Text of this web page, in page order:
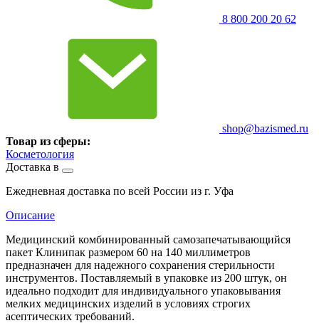
8 800 200 20 62
shop@bazismed.ru
Товар из сферы:
Косметология
Доставка в
Ежедневная доставка по всей России из г. Уфа
Описание
Медицинский комбинированный самозапечатывающийся
пакет Клинипак размером 60 на 140 миллиметров
предназначен для надежного сохранения стерильности
инструментов. Поставляемый в упаковке из 200 штук, он
идеально подходит для индивидуального упаковывания
мелких медицинских изделий в условиях строгих
асептических требований.